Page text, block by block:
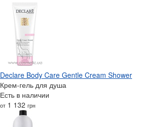
Declare Body Care Gentle Cream Shower
Крем-гель для душа
Есть в наличии
от 1 132 грн